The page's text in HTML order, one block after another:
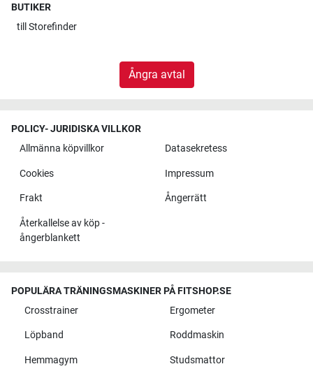
BUTIKER
till Storefinder
Ångra avtal
POLICY- JURIDISKA VILLKOR
Allmänna köpvillkor
Datasekretess
Cookies Impressum
Frakt Ångerrätt
Återkallelse av köp -
ångerblankett
POPULÄRA TRÄNINGSMASKINER PÅ FITSHOP.SE
Crosstrainer
Ergometer
Löpband Roddmaskin
Hemmagym Studsmattor